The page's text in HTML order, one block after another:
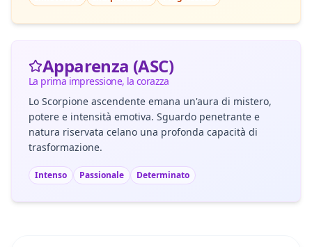
Apparenza (ASC)
La prima impressione, la corazza
Lo Scorpione ascendente emana un'aura di mistero,
potere e intensità emotiva. Sguardo penetrante e
natura riservata celano una profonda capacità di
trasformazione.
Intenso Passionale Determinato